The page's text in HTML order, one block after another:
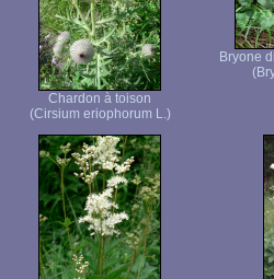
Chardon à toison
(Cirsium eriophorum L.)
Bryone